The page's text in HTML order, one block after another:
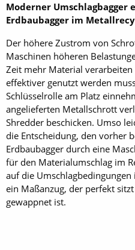
Moderner
Erdbaubagger im
Der höhere Zustrom von
Maschinen höheren
Zeit mehr Material
effektiver genutzt werden
Schlüsselrolle am Platz
angelieferten Metallschrott
Shredder beschicken. Umso
die Entscheidung, den vorher
Erdbaubagger durch eine
für den Materialumschlag im
auf die Umschlagbedingungen
ein Maßanzug, der perfekt
gewappnet ist.